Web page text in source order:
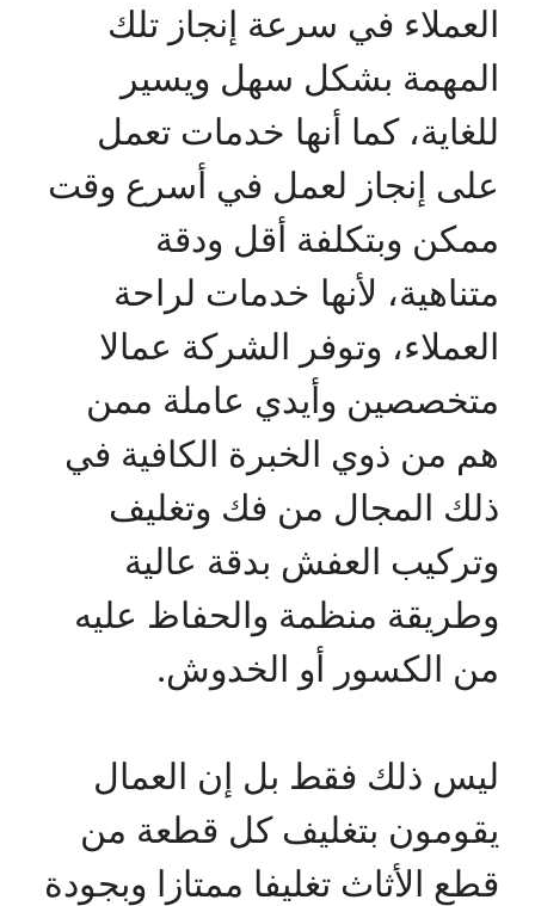
العملاء في سرعة إنجاز تلك
المهمة بشكل سهل ويسير
للغاية، كما أنها خدمات تعمل
على إنجاز لعمل في أسرع وقت
ممكن وبتكلفة أقل ودقة
متناهية، لأنها خدمات لراحة
العملاء، وتوفر الشركة عمالا
متخصصين وأيدي عاملة ممن
هم من ذوي الخبرة الكافية في
ذلك المجال من فك وتغليف
وتركيب العفش بدقة عالية
وطريقة منظمة والحفاظ عليه
من الكسور أو الخدوش.
ليس ذلك فقط بل إن العمال
يقومون بتغليف كل قطعة من
قطع الأثاث تغليفا ممتازا وبجودة